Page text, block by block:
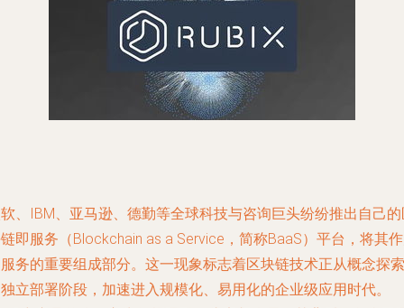
、IBM、亚马逊、德勤等全球科技与咨询巨头纷纷推出自己
即服务（Blockchain as a Service，简称BaaS）平台，将其
务的重要组成部分。这一现象标志着区块链技术正从概念探索
立部署阶段，加速进入规模化、易用化的企业级应用时代。